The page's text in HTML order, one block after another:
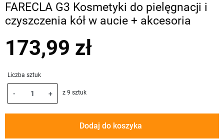
FARECLA G3 Kosmetyki do pielęgnacji i
czyszczenia kół w aucie + akcesoria
173,99 zł
Liczba sztuk
- + z 9 sztuk
Dodaj do koszyka